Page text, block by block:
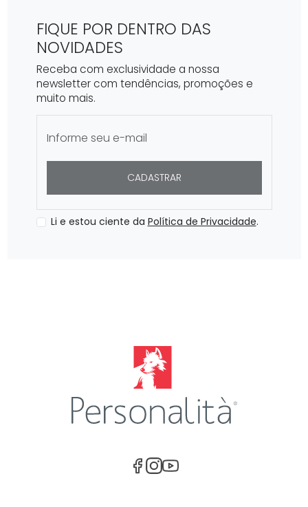
FIQUE POR DENTRO DAS
NOVIDADES
Receba com exclusividade a nossa
newsletter com tendências, promoções e
muito mais.
CADASTRAR
Li e estou ciente da Política de Privacidade.
Facebook
Instagram
Youtube